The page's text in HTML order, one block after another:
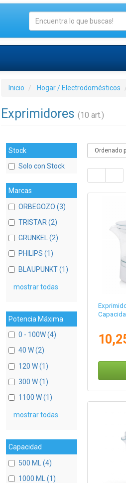
Inicio Hogar / Electrodomésticos
Exprimidores (10 art.)
Stock
Solo con Stock
Marcas
ORBEGOZO (3)
TRISTAR (2)
GRUNKEL (2)
PHILIPS (1)
BLAUPUNKT (1)
mostrar todas
Potencia Máxima
0 - 100W (4)
40 W (2)
120 W (1)
300 W (1)
1100 W (1)
mostrar todas
Capacidad
500 ML (4)
1000 ML (1)